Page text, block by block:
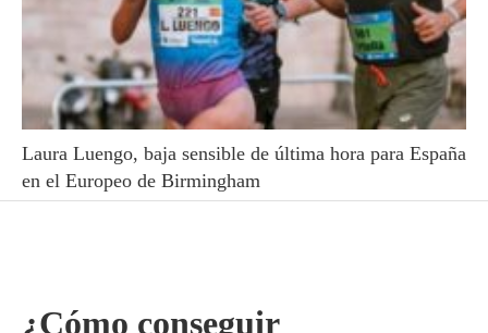
Laura Luengo, baja sensible de última hora para España
en el Europeo de Birmingham